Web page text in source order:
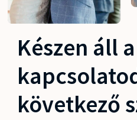
Készen áll a
következő